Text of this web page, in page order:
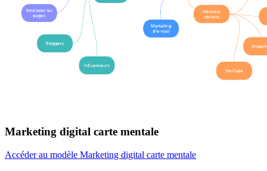
Marketing digital carte mentale
Accéder au modèle Marketing digital carte mentale